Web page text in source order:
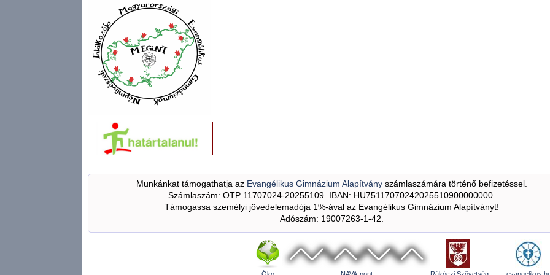
Munkánkat támogathatja az Evangélikus Gimnázium Alapítványszámlaszámára történő befizetéssel.
Számlaszám: OTP 11707024-20255109. IBAN: HU75117070242025510900000000.
Támogassa személyi jövedelemadója 1%-ával az Evangélikus Gimnázium Alapítványt!
Adószám: 19007263-1-42.